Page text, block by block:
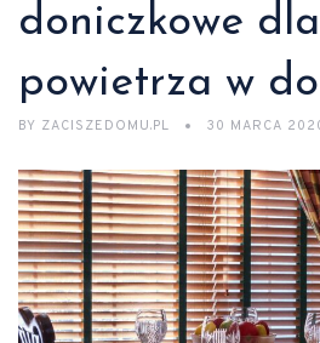
doniczkowe
powietrza w
BY ZACISZEDOMU.PL 30 MARCA